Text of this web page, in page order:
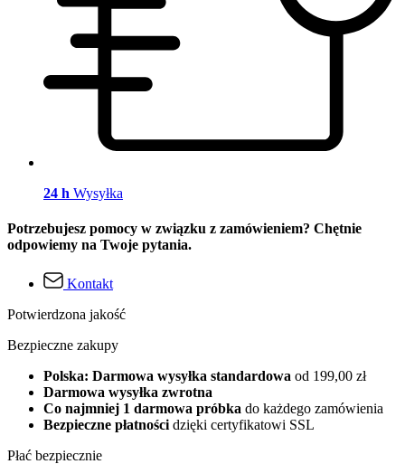
24 h Wysyłka
Potrzebujesz pomocy w związku z zamówieniem? Chętnie
odpowiemy na Twoje pytania.
Kontakt
Potwierdzona jakość
Bezpieczne zakupy
Polska: Darmowa wysyłka standardowa od 199,00 zł
Darmowa wysyłka zwrotna
Co najmniej 1 darmowa próbka do każdego zamówienia
Bezpieczne płatności dzięki certyfikatowi SSL
Płać bezpiecznie